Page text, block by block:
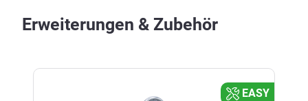
Erweiterungen & Zubehör
Produktgalerie überspringen
EASY